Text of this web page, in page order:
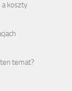
koszty
temat?